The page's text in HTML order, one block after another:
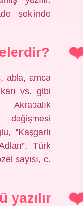
şeklinde
abla, amca
vs. gibi
Akrabalık
“Kaşgarlı
Türk
sayısı, c.
yazılır